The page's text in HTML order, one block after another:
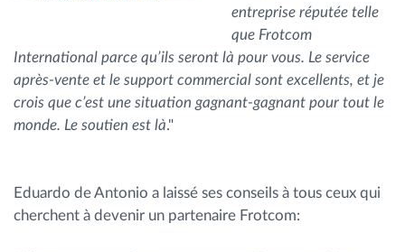
entreprise réputée telle
que Frotcom
International parce qu’ils seront là pour vous. Le service
après-vente et le support commercial sont excellents, et je
crois que c’est une situation gagnant-gagnant pour tout le
monde. Le soutien est là."
Eduardo de Antonio a laissé ses conseils à tous ceux qui
cherchent à devenir un partenaire Frotcom: